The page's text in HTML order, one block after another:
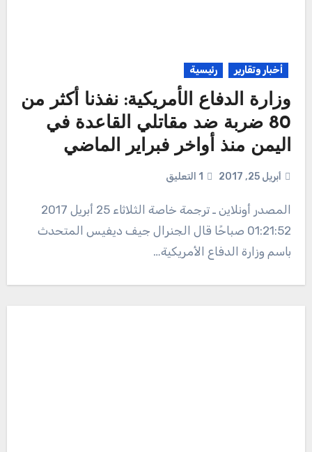
أخبار وتقارير رئيسية
وزارة الدفاع الأمريكية: نفذنا أكثر من
80 ضربة ضد مقاتلي القاعدة في
اليمن منذ أواخر فبراير الماضي
أبريل 25, 2017 1 التعليق
01:21:52 صباحًا قال الجنرال جيف ديفيس المتحدث
باسم وزارة الدفاع الأمريكية…